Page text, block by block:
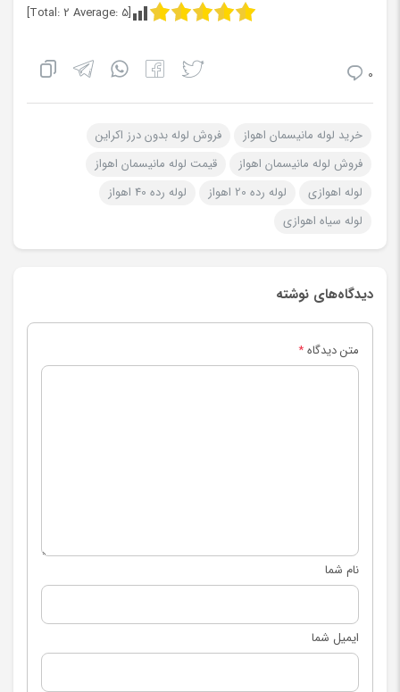
[Total:
2 Average: 5
]
0
خرید لوله مانیسمان اهواز
فروش لوله بدون درز اکراین
فروش لوله مانیسمان اهواز
قیمت لوله مانیسمان اهواز
لوله اهوازی
لوله رده 20 اهواز
لوله رده 40 اهواز
لوله سیاه اهوازی
دیدگاه‌های نوشته
متن دیدگاه*
نام شما
ایمیل شما